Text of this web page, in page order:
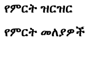
የምርት ዝርዝር
የምርት መለያዎች